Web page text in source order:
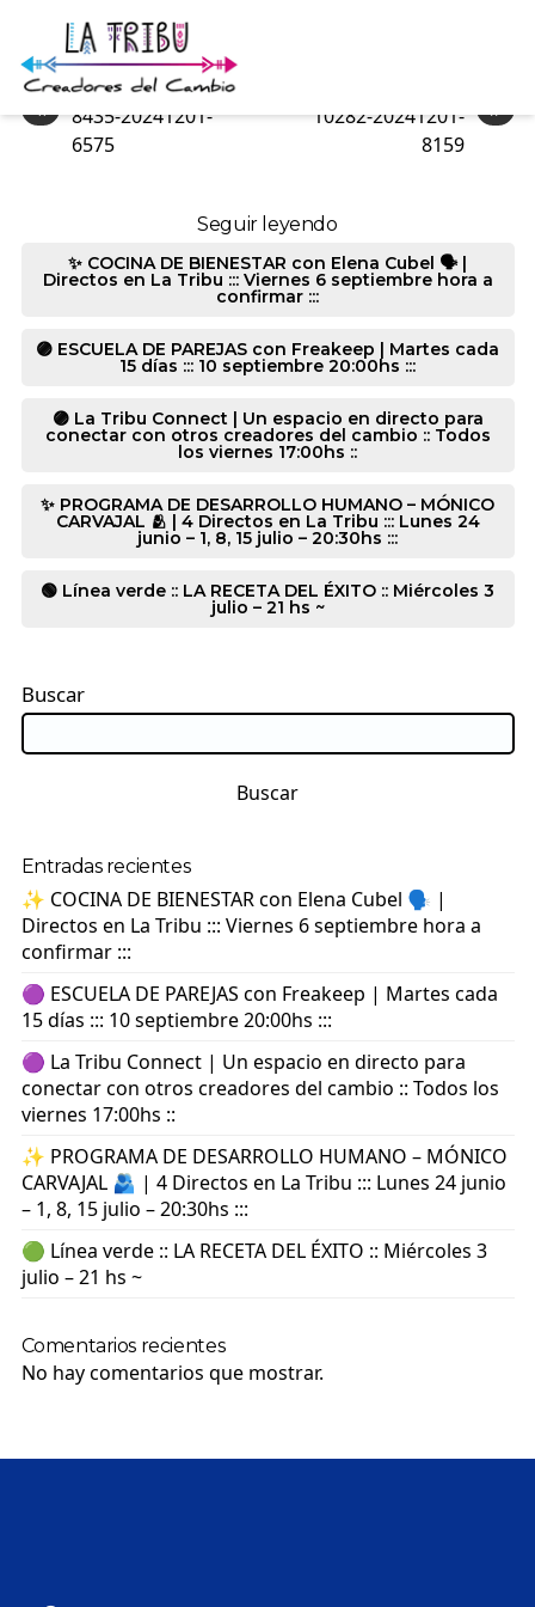
10282-20241201-6036
«
8435-20241201-
6575
»
10282-20241201-
8159
Seguir leyendo
✨ COCINA DE BIENESTAR con Elena Cubel 🗣️ |
Directos en La Tribu ::: Viernes 6 septiembre hora a
confirmar :::
🟣 ESCUELA DE PAREJAS con Freakeep | Martes cada
15 días ::: 10 septiembre 20:00hs :::
🟣 La Tribu Connect | Un espacio en directo para
conectar con otros creadores del cambio :: Todos
los viernes 17:00hs ::
✨ PROGRAMA DE DESARROLLO HUMANO – MÓNICO
CARVAJAL 🫂 | 4 Directos en La Tribu ::: Lunes 24
junio – 1, 8, 15 julio – 20:30hs :::
🟢 Línea verde :: LA RECETA DEL ÉXITO :: Miércoles 3
julio – 21 hs ~
Buscar
Buscar
Entradas recientes
✨ COCINA DE BIENESTAR con Elena Cubel 🗣️ |
Directos en La Tribu ::: Viernes 6 septiembre hora a
confirmar :::
🟣 ESCUELA DE PAREJAS con Freakeep | Martes cada
15 días ::: 10 septiembre 20:00hs :::
🟣 La Tribu Connect | Un espacio en directo para
conectar con otros creadores del cambio :: Todos los
viernes 17:00hs ::
✨ PROGRAMA DE DESARROLLO HUMANO – MÓNICO
CARVAJAL 🫂 | 4 Directos en La Tribu ::: Lunes 24 junio
– 1, 8, 15 julio – 20:30hs :::
🟢 Línea verde :: LA RECETA DEL ÉXITO :: Miércoles 3
julio – 21 hs ~
Comentarios recientes
No hay comentarios que mostrar.